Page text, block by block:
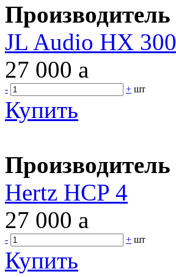
Производитель
JL Audio HX
27 000 a
- + шт
Купить
Производитель
Hertz HCP 4
27 000 a
- + шт
Купить